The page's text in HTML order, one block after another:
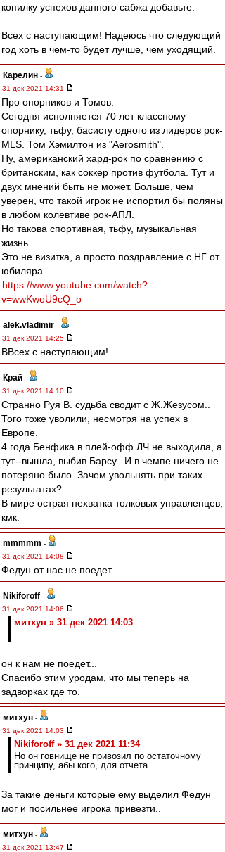
копилку успехов данного сабжа добавьте.
Всех с наступающим! Надеюсь что следующий
год хоть в чем-то будет лучше, чем уходящий.
Карелин -
31 дек 2021 14:31
Про опорников и Томов.
Сегодня исполняется 70 лет классному
опорнику, тьфу, басисту одного из лидеров рок-
MLS. Том Хэмилтон из "Aerosmith".
Ну, американский хард-рок по сравнению с
британским, как соккер против футбола. Тут и
двух мнений быть не может. Больше, чем
уверен, что такой игрок не испортил бы поляны
в любом колевтиве рок-АПЛ.
Но такова спортивная, тьфу, музыкальная
жизнь.
Это не визитка, а просто поздравление с НГ от
юбиляра.
https://www.youtube.com/watch?
v=wwKwoU9cQ_o
alek.vladimir -
31 дек 2021 14:25
ВВсех с наступающим!
Край -
31 дек 2021 14:10
Странно Руя В. судьба сводит с Ж.Жезусом..
Того тоже уволили, несмотря на успех в
Европе.
4 года Бенфика в плей-офф ЛЧ не выходила, а
тут--вышла, выбив Барсу.. И в чемпе ничего не
потеряно было..Зачем увольнять при таких
результатах?
В мире острая нехватка толковых управленцев,
кмк.
mmmmm -
31 дек 2021 14:08
Федун от нас не поедет.
Nikiforoff -
31 дек 2021 14:06
митхун » 31 дек 2021 14:03
он к нам не поедет...
Спасибо этим уродам, что мы теперь на
задворках где то.
митхун -
31 дек 2021 14:03
Nikiforoff » 31 дек 2021 11:34
Но он говнище не привозил по остаточному
принципу, абы кого, для отчета.
За такие деньги которые ему выделил Федун
мог и посильнее игрока привезти..
митхун -
31 дек 2021 13:47